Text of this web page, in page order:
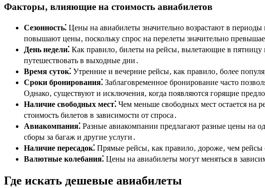
Факторы‚ влияющие на стоимость авиабилетов
Сезонность⁚ Цены на авиабилеты значительно возрастают в
повышают цены‚ поскольку спрос на перелеты значительно
День недели⁚ Как правило‚ билеты на рейсы‚ вылетающие в пятницу
путешествовать в выходные дни․
Время суток⁚ Утренние и вечерние рейсы‚ как правило‚ более
Сроки бронирования⁚ Заблаговременное бронирование часто
Однако‚ существуют и исключения‚ когда появляются горящие
Наличие свободных мест⁚ Чем меньше свободных мест остается на
стоимость билетов в зависимости от спроса․
Авиакомпания⁚ Разные авиакомпании предлагают разные цены на
сборы за багаж и другие услуги․
Наличие пересадок⁚ Прямые рейсы‚ как правило‚ дороже‚ чем рейсы
Валютные колебания⁚ Цены на авиабилеты могут меняться в
Где искать дешевые авиабилеты